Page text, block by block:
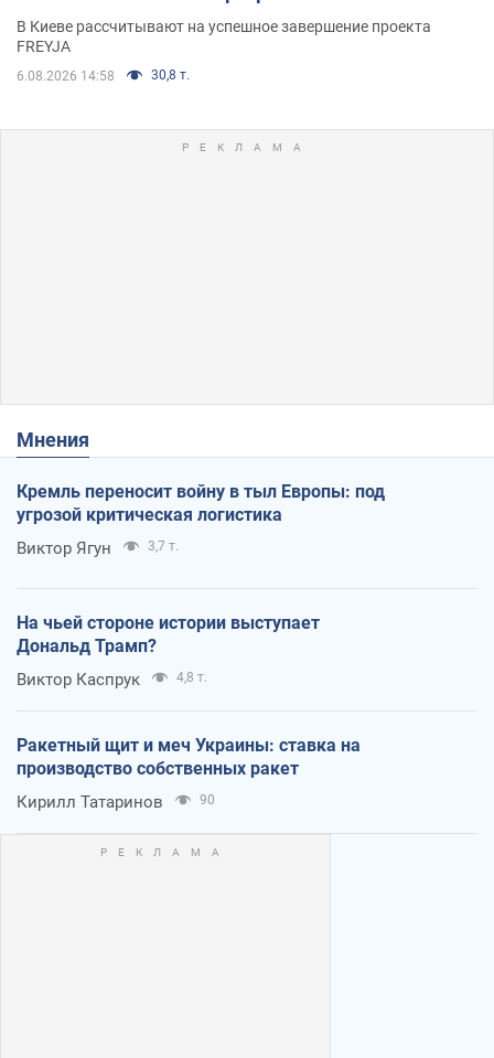
решения готовятся
В Киеве рассчитывают на успешное завершение проекта
FREYJA
6.08.2026 14:58 30,8 т.
Мнения
Кремль переносит войну в тыл Европы: под
угрозой критическая логистика
Виктор Ягун 3,7 т.
На чьей стороне истории выступает
Дональд Трамп?
Виктор Каспрук 4,8 т.
Ракетный щит и меч Украины: ставка на
производство собственных ракет
Кирилл Татаринов 90